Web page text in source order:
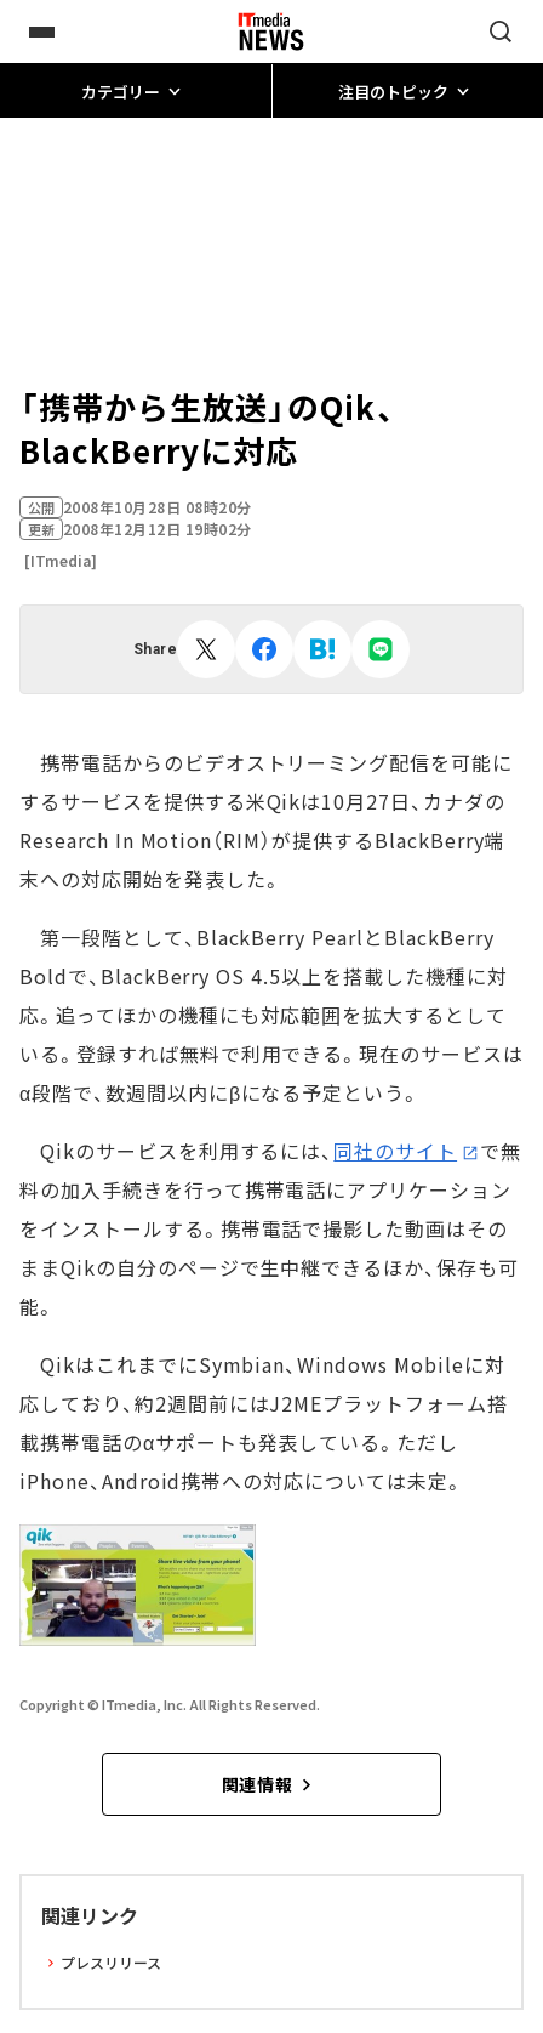
カテゴリー 注目のトピック
「携帯から生放送」のQik、
BlackBerryに対応
公開 2008年10月28日 08時20分
更新 2008年12月12日 19時02分
[ITmedia]
Share
携帯電話からのビデオストリーミング配信を可能に
するサービスを提供する米Qikは10月27日、カナダの
Research In Motion（RIM）が提供するBlackBerry端
末への対応開始を発表した。
第一段階として、BlackBerry PearlとBlackBerry
Boldで、BlackBerry OS 4.5以上を搭載した機種に対
応。追ってほかの機種にも対応範囲を拡大するとして
いる。登録すれば無料で利用できる。現在のサービスは
α段階で、数週間以内にβになる予定という。
Qikのサービスを利用するには、 同社のサイト
で無
料の加入手続きを行って携帯電話にアプリケーション
をインストールする。携帯電話で撮影した動画はその
ままQikの自分のページで生中継できるほか、保存も可
能。
QikはこれまでにSymbian、Windows Mobileに対
応しており、約2週間前にはJ2MEプラットフォーム搭
載携帯電話のαサポートも発表している。ただし
iPhone、Android携帯への対応については未定。
Copyright © ITmedia, Inc. All Rights Reserved.
関連情報
関連リンク
プレスリリース